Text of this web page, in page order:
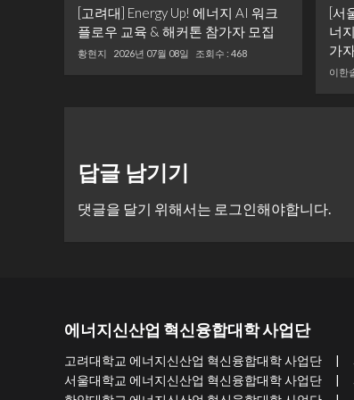
[고려대] Energy Up! 에너지 AI 워크
플로우 교육 & 해커톤 참가자 모집
황현지 2026년 07월 08일 조회수 : 468
[서
너
가
이한
답글 남기기
댓글을 달기 위해서는 로그인해야합니다.
에너지신산업 혁신융합대학 사업단
고려대학교 에너지신산업 혁신융합대학 사업단
서울대학교 에너지신산업 혁신융합대학 사업단 |